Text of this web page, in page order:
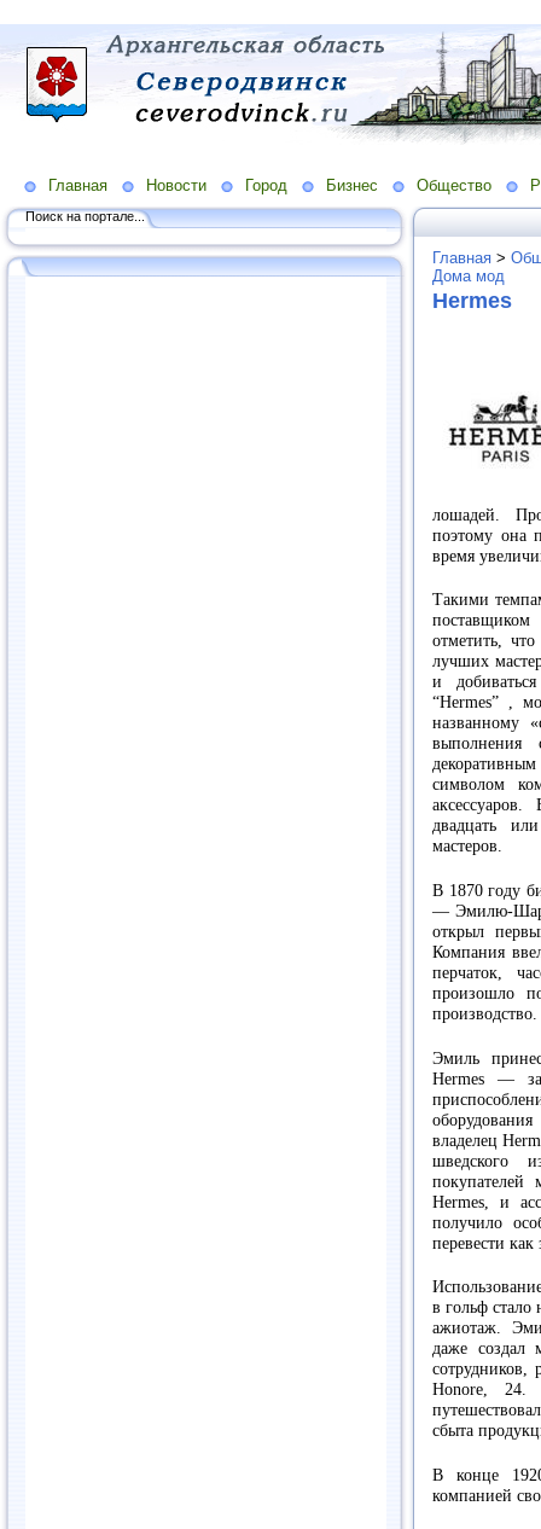
Главная Новости Город Бизнес Общество
Поиск на портале...
Главная >
Дома мод
Hermes
лошадей.
поэтому она
время
Такими
отметить,
лучших
и
“Hermes” ,
названному
символом
двадцать
мастеров.
В 1870 году
— Эмилю-
открыл
Компания
перчаток,
произошло
производство.
Эмиль
Hermes —
владелец
шведского
Hermes, и
получило
перевести как
в гольф
ажиотаж.
даже создал
Honore, 24.
сбыта
В конце
компанией